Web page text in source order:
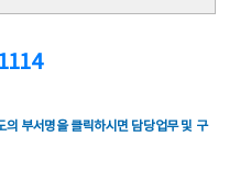
의 부서명을 클릭하시면 담당업무 및 구